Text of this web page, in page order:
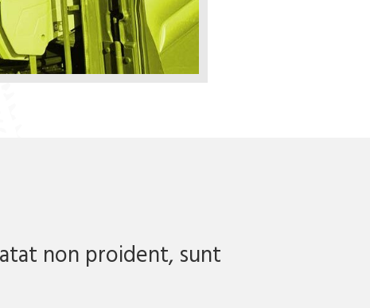
non proident, sunt